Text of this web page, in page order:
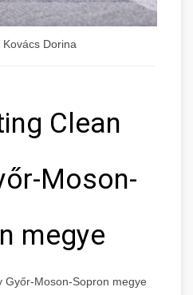
Kovács Dorina
Clean
Moson-
megye
Győr-Moson-Sopron megye